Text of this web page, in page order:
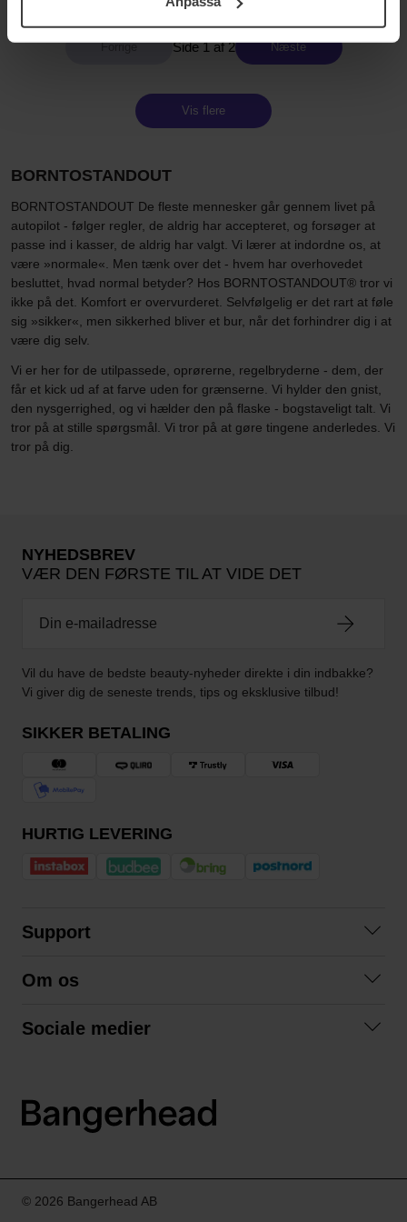
samt vår Integritetspolicy.
Side 1 af 2 Næste
Vis flere
BORNTOSTANDOUT
BORNTOSTANDOUT De fleste mennesker går gennem livet på
autopilot - følger regler, de aldrig har accepteret, og forsøger at
passe ind i kasser, de aldrig har valgt. Vi lærer at indordne os, at
være »normale«. Men tænk over det - hvem har overhovedet
besluttet, hvad normal betyder? Hos BORNTOSTANDOUT® tror vi
ikke på det. Komfort er overvurderet. Selvfølgelig er det rart at føle
sig »sikker«, men sikkerhed bliver et bur, når det forhindrer dig i at
være dig selv.
Vi er her for de utilpassede, oprørerne, regelbryderne - dem, der
får et kick ud af at farve uden for grænserne. Vi hylder den gnist,
den nysgerrighed, og vi hælder den på flaske - bogstaveligt talt. Vi
tror på at stille spørgsmål. Vi tror på at gøre tingene anderledes. Vi
tror på dig.
NYHEDSBREV
VÆR DEN FØRSTE TIL AT VIDE DET
Vil du have de bedste beauty-nyheder direkte i din indbakke?
Vi giver dig de seneste trends, tips og eksklusive tilbud!
SIKKER BETALING
HURTIG LEVERING
Support
Betingelser
Om os
Sociale medier
LinkedIn
© 2026 Bangerhead AB